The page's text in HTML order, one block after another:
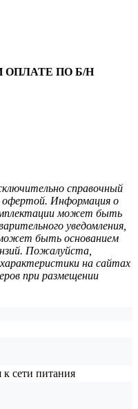
ОПЛАТЕ ПО Б/Н
справочный
офертой. Информация о
может быть
уведомления,
быть основанием
Пожалуйста,
на сайтах
при размещении
сети питания